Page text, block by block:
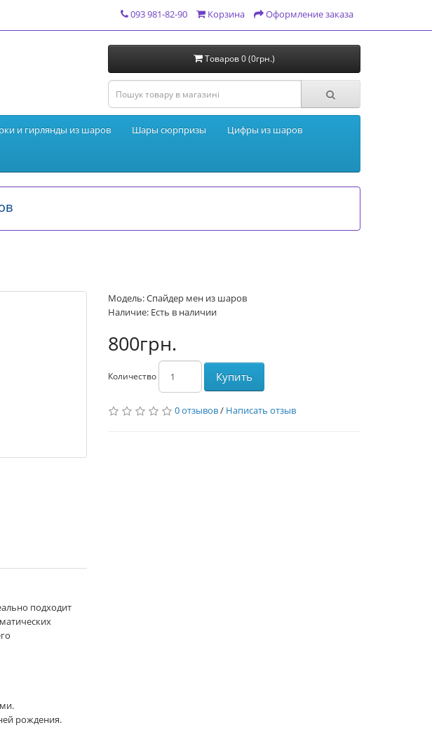
093 981-82-90 Корзина Оформление заказа
Товаров 0 (0грн.)
и гирлянды из шаров Шары сюрпризы Цифры из шаров
подходит
рождения.
Модель: Спайдер мен из шаров
Наличие: Есть в наличии
800грн.
Количество Купить
0 отзывов/ Написать отзыв